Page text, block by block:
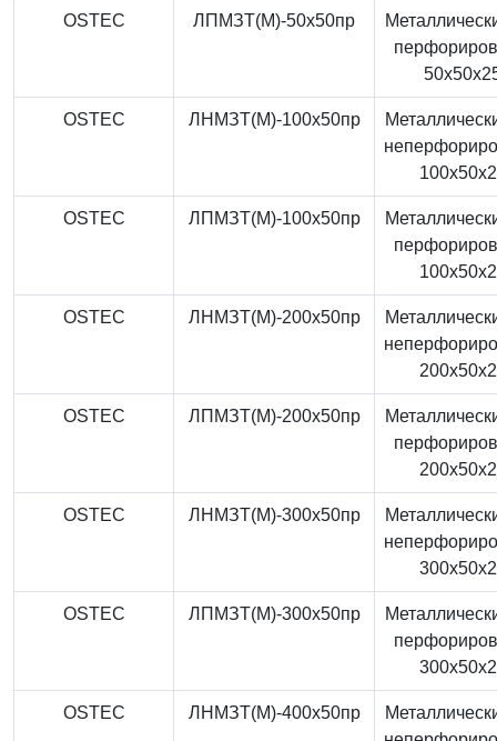
OSTEC ЛПМЗТ(М)-50x50пр
OSTEC ЛНМЗТ(М)-100x50пр
OSTEC ЛПМЗТ(М)-100x50пр
OSTEC ЛНМЗТ(М)-200x50пр
OSTEC ЛПМЗТ(М)-200x50пр
OSTEC ЛНМЗТ(М)-300x50пр
OSTEC ЛПМЗТ(М)-300x50пр
OSTEC ЛНМЗТ(М)-400x50пр